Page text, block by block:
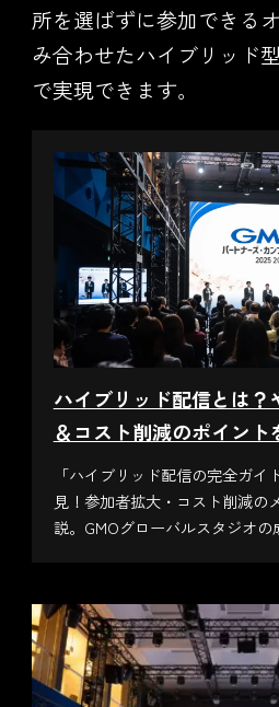
所を選ばずに参加できる
み合わせたハイブリッド
で実現できます。
ハイブリッド配信とは？
＆コスト削減のポイント
「ハイブリッド配信の完全ガ
見！参加者拡大・コスト削減の
説。GMOグローバルスタジオの